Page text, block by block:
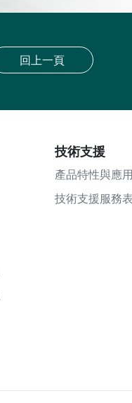
回上一頁
技術支援
產品特性與應用
技術支援服務表